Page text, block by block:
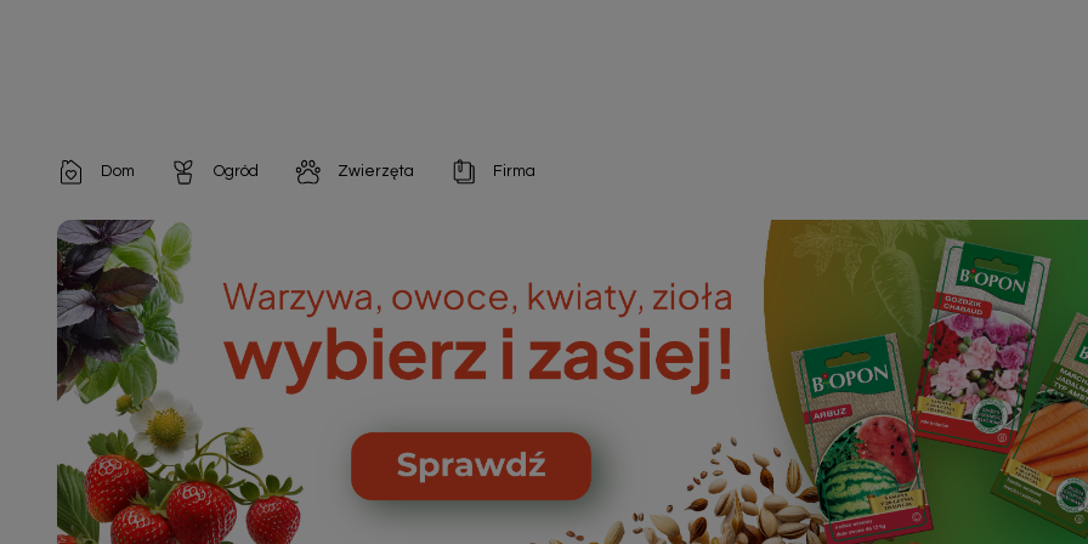
Dom
Artykuły dekoracyjne
Artykuły do pielęgnacji
Artykuły gospodarstwa domowego
Artykuły higieniczne
Artykuły jednorazowe
Artykuły opakowaniowe
Chemia gospodarcza
Ogród
Chemia do architektury ogrodowej
Chemia do oczek wodnych
Doniczki i pojemniki
Odstraszacze owadów
Odstraszacze zwierząt
Nawozy i preparaty
Narzędzia ogrodnicze
Nasiona
Zwierzęta
Karmy i Przekąski dla Kotów
Chusteczki nawilżane
Zobacz wszystkie
Firma
Artykuły opakowaniowe
